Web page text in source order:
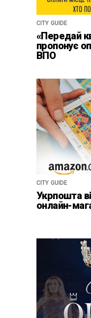
CITY GUIDE
«Передай
пропонує
ВПО
CITY GUIDE
Укрпошта
онлайн-